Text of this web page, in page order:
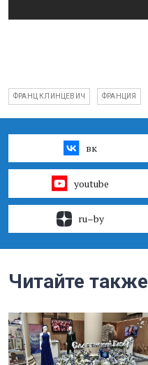
ФРАНЦ КЛИНЦЕВИЧ ФРАНЦИЯ
вк
youtube
ru–by
Читайте также